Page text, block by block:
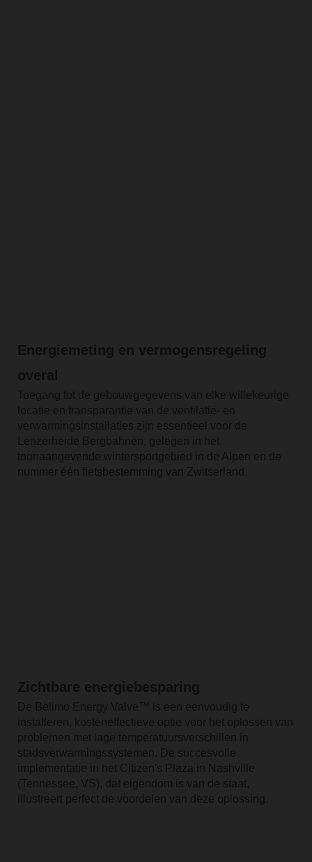
Energiemeting en vermogensregeling
overal
Toegang tot de gebouwgegevens van elke willekeurige
locatie en transparantie van de ventilatie- en
verwarmingsinstallaties zijn essentieel voor de
Lenzerheide Bergbahnen, gelegen in het
toonaangevende wintersportgebied in de Alpen en de
nummer één fietsbestemming van Zwitserland.
Zichtbare energiebesparing
De Belimo Energy Valve™ is een eenvoudig te
installeren, kosteneffectieve optie voor het oplossen van
problemen met lage temperatuursverschillen in
stadsverwarmingssystemen. De succesvolle
implementatie in het Citizen's Plaza in Nashville
(Tennessee, VS), dat eigendom is van de staat,
illustreert perfect de voordelen van deze oplossing.